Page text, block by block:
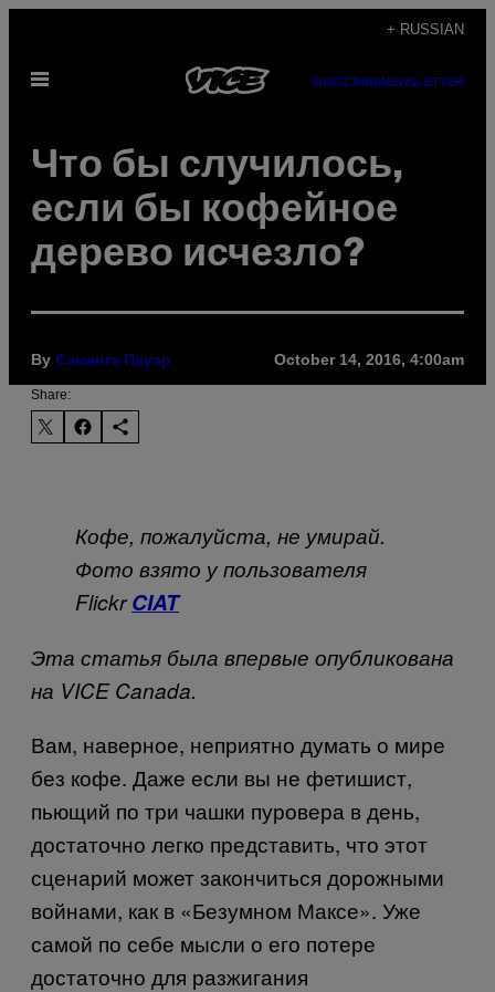
content
+ RUSSIAN
Open
SUBSCRIBENEWSLETTER
Что бы случилось,
если бы кофейное
дерево исчезло?
By Саманта Пауэр October 14, 2016, 4:00am
Share:
Кофе, пожалуйста, не умирай.
Фото взято у пользователя
FlickrCIAT
Эта статья была впервые опубликована
на VICECanada.
Вам, наверное, неприятно думать о мире
без кофе. Даже если вы не фетишист,
пьющий по три чашки пуровера в день,
достаточно легко представить, что этот
сценарий может закончиться дорожными
войнами, как в «Безумном Максе». Уже
самой по себе мысли о его потере
достаточно для разжигания